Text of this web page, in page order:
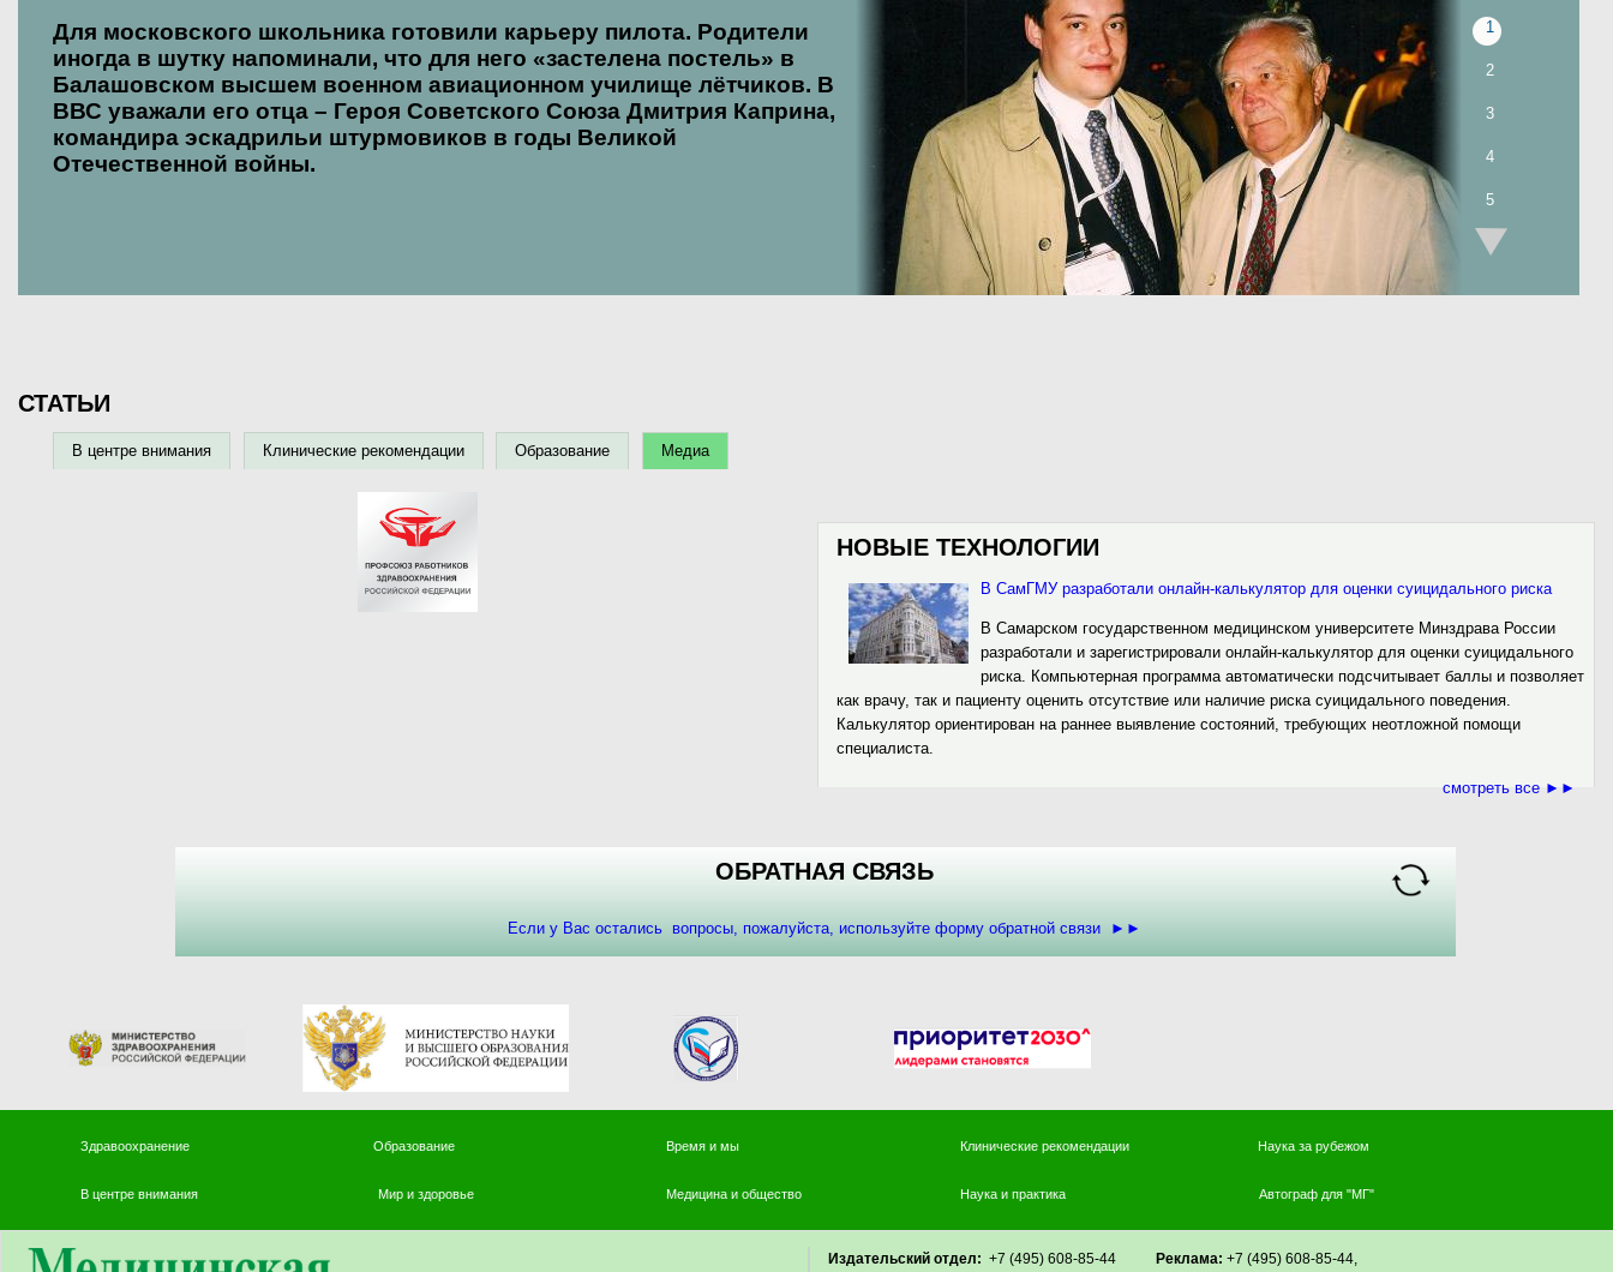
Для московского школьника готовили карьеру пилота. Родители
иногда в шутку напоминали, что для него «застелена постель» в
Балашовском высшем военном авиационном училище лётчиков. В
ВВС уважали его отца – Героя Советского Союза Дмитрия Каприна,
командира эскадрильи штурмовиков в годы Великой
Отечественной войны.
1
2
3
4
5
СТАТЬИ
В центре внимания Клинические рекомендации Образование Медиа
НОВЫЕ ТЕХНОЛОГИИ
В СамГМУ разработали онлайн-калькулятор для оценки суицидального риска
В Самарском государственном медицинском университете Минздрава России
разработали и зарегистрировали онлайн-калькулятор для оценки суицидального
риска. Компьютерная программа автоматически подсчитывает баллы и позволяет
как врачу, так и пациенту оценить отсутствие или наличие риска суицидального поведения.
Калькулятор ориентирован на раннее выявление состояний, требующих неотложной помощи
специалиста.
смотреть все ►►
ОБРАТНАЯ СВЯЗЬ
Если у Вас остались вопросы, пожалуйста, используйте форму обратной связи ►►
Здравоохранение Образование Время и мы Клинические рекомендации Наука за рубежом
В центре внимания Мир и здоровье Медицина и общество Наука и практика Автограф для "МГ"
Издательский отдел: +7 (495) 608-85-44 Реклама: +7 (495) 608-85-44,